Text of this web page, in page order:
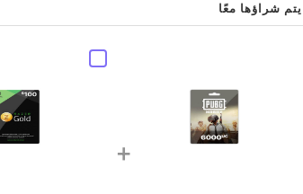
يتم شراؤها معًا
+